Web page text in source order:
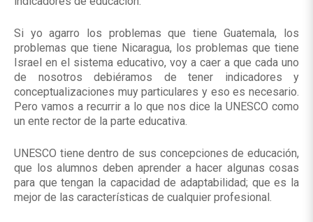
Si yo agarro los problemas que tiene Guatemala, los
problemas que tiene Nicaragua, los problemas que tiene
Israel en el sistema educativo, voy a caer a que cada uno
de nosotros debiéramos de tener indicadores y
conceptualizaciones muy particulares y eso es necesario.
Pero vamos a recurrir a lo que nos dice la UNESCO como
un ente rector de la parte educativa.
UNESCO tiene dentro de sus concepciones de educación,
que los alumnos deben aprender a hacer algunas cosas
para que tengan la capacidad de adaptabilidad; que es la
mejor de las características de cualquier profesional.